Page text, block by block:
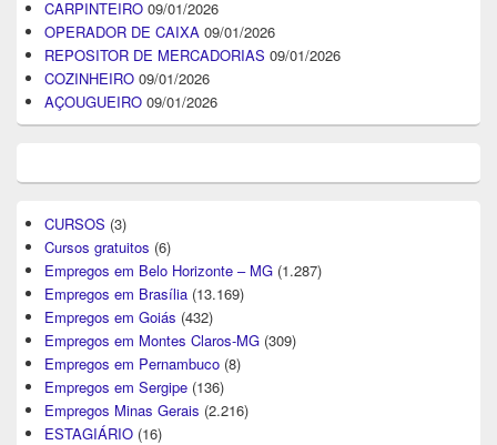
CARPINTEIRO 09/01/2026
OPERADOR DE CAIXA 09/01/2026
REPOSITOR DE MERCADORIAS 09/01/2026
COZINHEIRO 09/01/2026
AÇOUGUEIRO 09/01/2026
CURSOS (3)
Cursos gratuitos (6)
Empregos em Belo Horizonte – MG (1.287)
Empregos em Brasília (13.169)
Empregos em Goiás (432)
Empregos em Montes Claros-MG (309)
Empregos em Pernambuco (8)
Empregos em Sergipe (136)
Empregos Minas Gerais (2.216)
ESTAGIÁRIO (16)